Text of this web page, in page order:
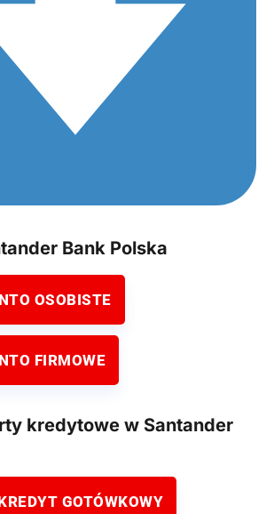
Bank Polska
OSOBISTE
FIRMOWE
kredytowe w Santander
GOTÓWKOWY